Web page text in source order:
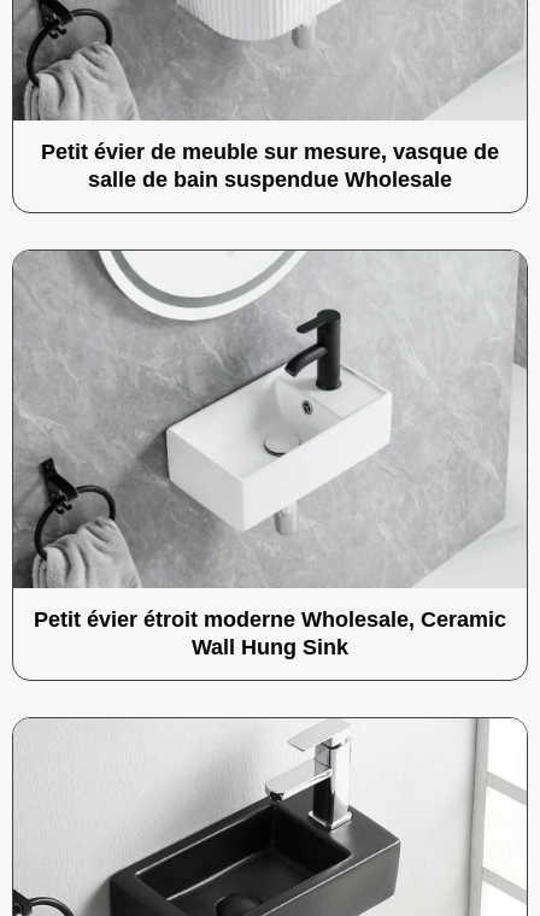
Petit évier de meuble sur mesure, vasque de
salle de bain suspendue Wholesale
Petit évier étroit moderne Wholesale, Ceramic
Wall Hung Sink